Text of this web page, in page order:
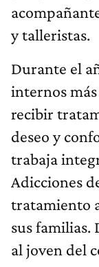
y talleristas.
Durante el
internos más
recibir
deseo y
trabaja
Adicciones
tratamiento
sus familias.
al joven del